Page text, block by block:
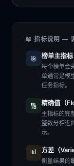
📖 指标说明 —
🎯 榜单主指标
每个榜单会
单通常是模
任务指标。
🔢 精确值（
主指标的完
整数分相近
示。
📊 方差（
衡量结果的